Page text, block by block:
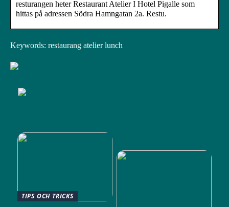
resturangen heter Restaurant Atelier I Hotel Pigalle som
hittas på adressen Södra Hamngatan 2a. Restu.
Keywords: restaurang atelier lunch
TIPS OCH TRICKS